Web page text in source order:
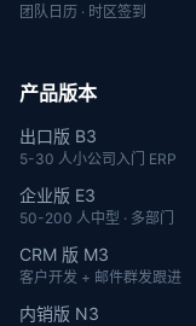
团队日历 · 时区签到
产品版本
出口版 B3
5-30 人小公司入门 ERP
企业版 E3
50-200 人中型 · 多部门
CRM 版 M3
客户开发 + 邮件群发跟进
内销版 N3